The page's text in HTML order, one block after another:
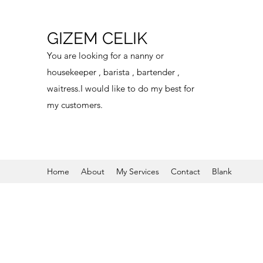
GIZEM CELIK
You are looking for a nanny or
housekeeper , barista , bartender ,
waitress.I would like to do my best for
my customers.
Home About My Services Contact Blank